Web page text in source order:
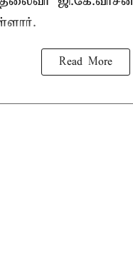
Read More